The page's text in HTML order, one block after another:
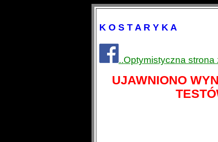
K O S T A R Y K A
..Optymistyczna
UJAWNIONO